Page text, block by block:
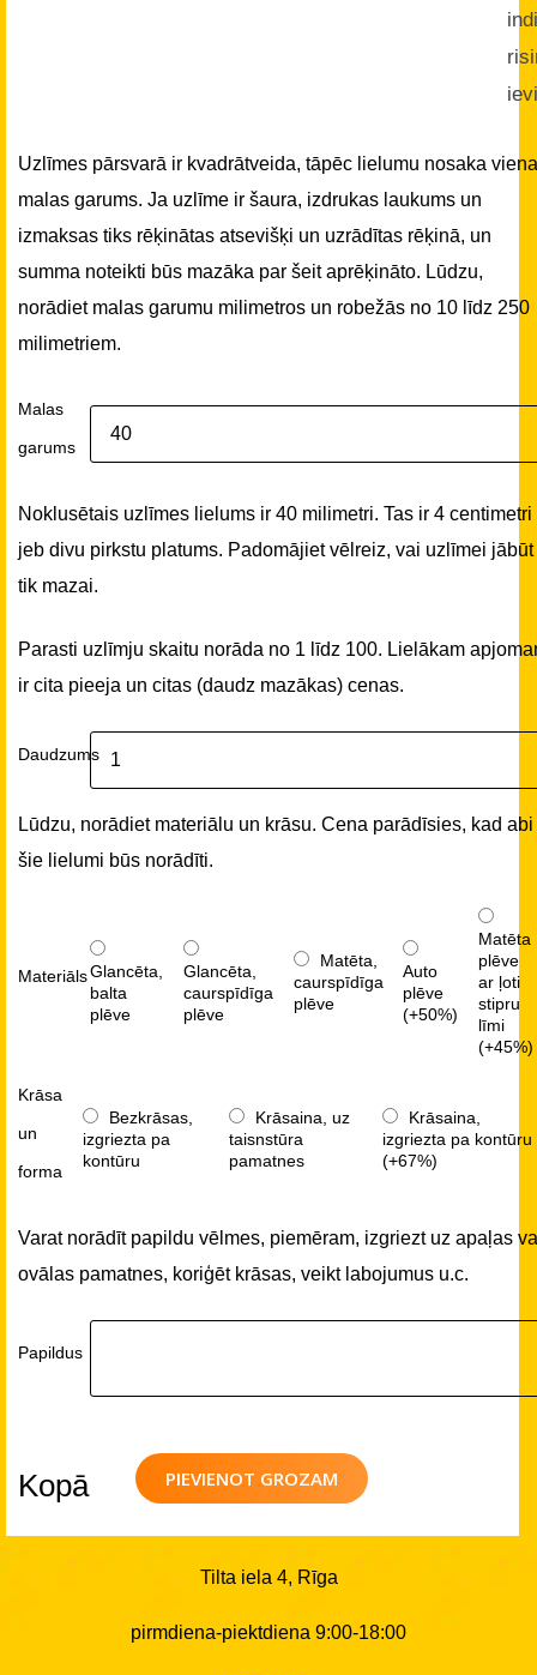
Uzlīmes pārsvarā ir kvadrātveida, tāpēc lielumu nosaka
malas garums. Ja uzlīme ir šaura, izdrukas laukums un
izmaksas tiks rēķinātas atsevišķi un uzrādītas rēķinā, un
summa noteikti būs mazāka par šeit aprēķināto. Lūdzu,
norādiet malas garumu milimetros un robežās no 10 līdz 250
milimetriem.
Malas
garums
Noklusētais uzlīmes lielums ir 40 milimetri. Tas ir 4 centimetri
jeb divu pirkstu platums. Padomājiet vēlreiz, vai uzlīmei jābūt
tik mazai.
Parasti uzlīmju skaitu norāda no 1 līdz 100. Lielākam
ir cita pieeja un citas (daudz mazākas) cenas.
Daudzums
Lūdzu, norādiet materiālu un krāsu. Cena parādīsies, kad abi
šie lielumi būs norādīti.
MateriālsGlancēta,
balta
plēve
Glancēta,
caurspīdīga
plēve
Matēta,
caurspīdīga
plēve
Auto
plēve
(+50%)
Matēta
plēve
ar ļoti
stipru
līmi
(+45%)
Krāsa
un
forma
Bezkrāsas,
izgriezta pa
kontūru
Krāsaina, uz
taisnstūra
pamatnes
Krāsaina,
izgriezta pa kontūru
(+67%)
Varat norādīt papildu vēlmes, piemēram, izgriezt uz apaļas
ovālas pamatnes, koriģēt krāsas, veikt labojumus u.c.
Papildus
PIEVIENOT GROZAM
Kopā
Tilta iela 4, Rīga
pirmdiena-piektdiena 9:00-18:00